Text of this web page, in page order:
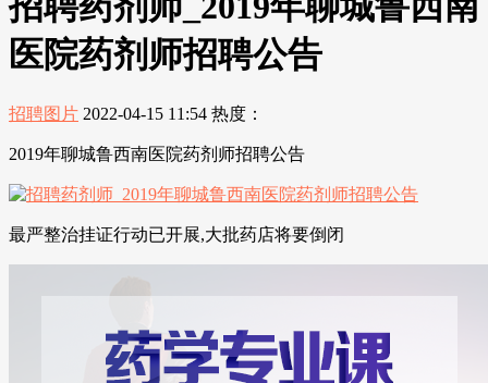
医院药剂师招聘公告
招聘图片 2022-04-15 11:54 热度：
2019年聊城鲁西南医院药剂师招聘公告
最严整治挂证行动已开展,大批药店将要倒闭